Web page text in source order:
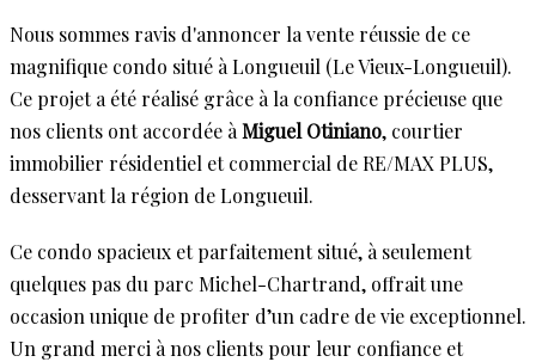
Nous sommes ravis d'annoncer la vente réussie de ce
magnifique condo situé à Longueuil (Le Vieux-Longueuil).
Ce projet a été réalisé grâce à la confiance précieuse que
nos clients ont accordée à Miguel Otiniano, courtier
immobilier résidentiel et commercial de RE/MAX PLUS,
desservant la région de Longueuil.
Ce condo spacieux et parfaitement situé, à seulement
quelques pas du parc Michel-Chartrand, offrait une
occasion unique de profiter d’un cadre de vie exceptionnel.
Un grand merci à nos clients pour leur confiance et